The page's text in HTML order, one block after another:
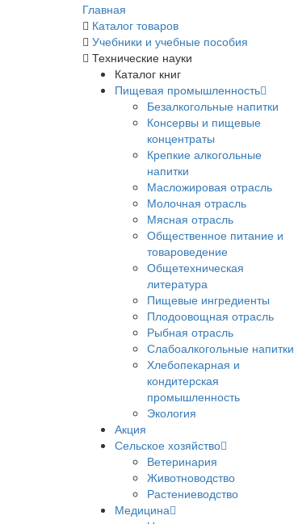
Главная
Каталог товаров
Учебники и учебные пособия
Технические науки
Каталог книг
Пищевая промышленность
Безалкогольные напитки
Консервы и пищевые
концентраты
Крепкие алкогольные
напитки
Масложировая отрасль
Молочная отрасль
Мясная отрасль
Общественное питание и
товароведение
Общетехническая
литература
Пищевые ингредиенты
Плодоовощная отрасль
Рыбная отрасль
Слабоалкогольные напитки
Хлебопекарная и
кондитерская
промышленность
Экология
Акция
Сельское хозяйство
Ветеринария
Животноводство
Растениеводство
Медицина